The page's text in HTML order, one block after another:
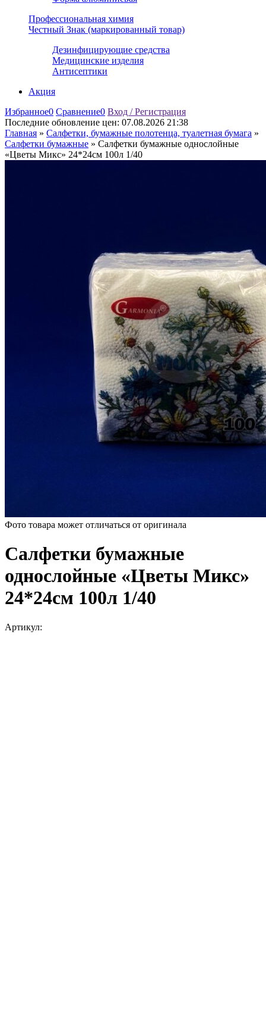
Профессиональная химия
Честный Знак (маркированный товар)
Дезинфицирующие средства
Медицинские изделия
Антисептики
Акция
Избранное0 Сравнение0 Вход / Регистрация
Последние обновление цен: 07.08.2026 21:38
Главная » Салфетки, бумажные полотенца, туалетная бумага »
Салфетки бумажные » Салфетки бумажные однослойные
«Цветы Микс» 24*24см 100л 1/40
Фото товара может отличаться от оригинала
Салфетки бумажные
однослойные «Цветы Микс»
24*24см 100л 1/40
Артикул: